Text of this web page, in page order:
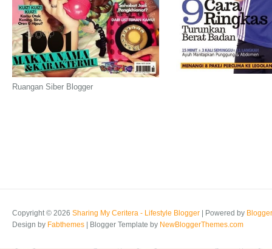
Ruangan Siber Blogger
Copyright © 2026 Sharing My Ceritera - Lifestyle Blogger | Powered by Blogger
Design by Fabthemes | Blogger Template by NewBloggerThemes.com